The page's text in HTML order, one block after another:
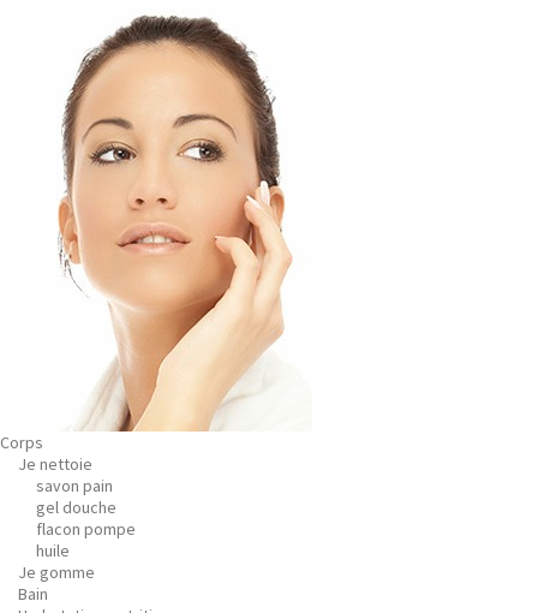
Corps
Je nettoie
savon pain
gel douche
flacon pompe
huile
Je gomme
Bain